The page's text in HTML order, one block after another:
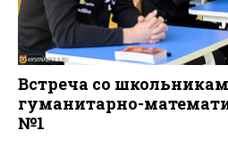
Встреча со
гуманитарно-
№1